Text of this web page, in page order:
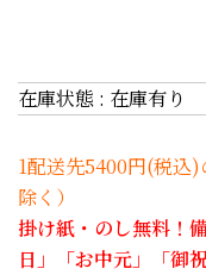
在庫状態 : 在庫有り
1配送先5400円(税込
除く）
掛け紙・のし無料！
日」「お中元」「御